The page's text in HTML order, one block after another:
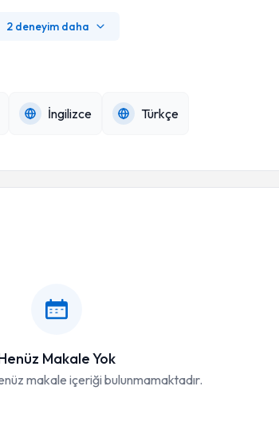
2 deneyim daha
İngilizce Türkçe
Makale Yok
makale içeriği bulunmamaktadır.